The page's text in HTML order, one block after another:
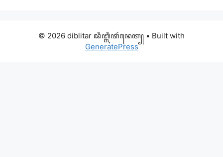
© 2026 diblitar ꦢꦶꦧ꧀ꦭꦶꦠꦂꦤꦺꦠ꧀ • Built with
GeneratePress